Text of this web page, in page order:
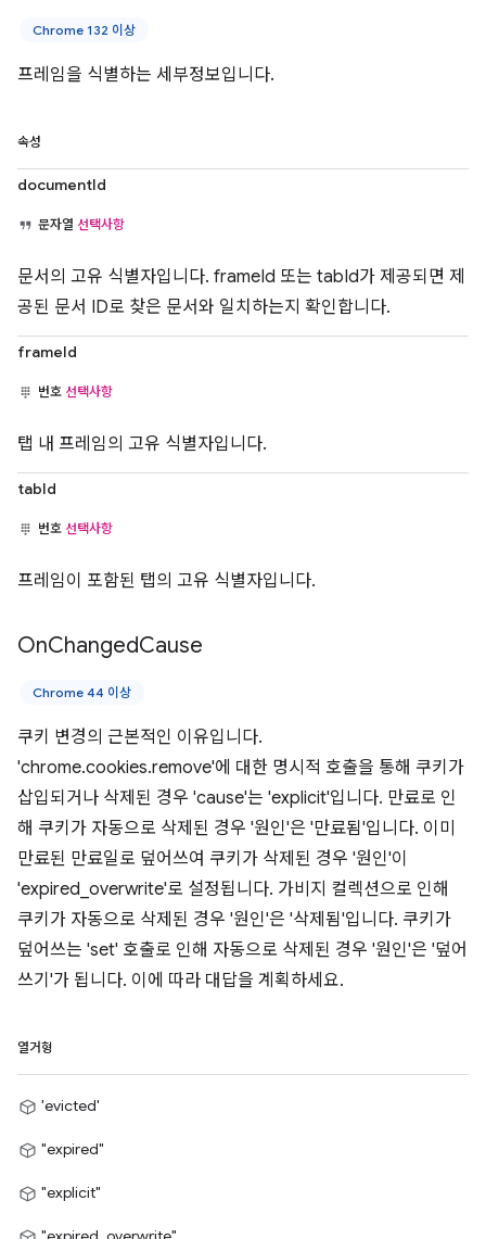
Chrome 132 이상
프레임을 식별하는 세부정보입니다.
속성
documentId
문자열 선택사항
문서의 고유 식별자입니다. frameId 또는 tabId가 제공되면 제
공된 문서 ID로 찾은 문서와 일치하는지 확인합니다.
frameId
번호 선택사항
탭 내 프레임의 고유 식별자입니다.
tabId
번호 선택사항
프레임이 포함된 탭의 고유 식별자입니다.
OnChangedCause
Chrome 44 이상
쿠키 변경의 근본적인 이유입니다.
'chrome.cookies.remove'에 대한 명시적 호출을 통해 쿠키가
삽입되거나 삭제된 경우 'cause'는 'explicit'입니다. 만료로 인
해 쿠키가 자동으로 삭제된 경우 '원인'은 '만료됨'입니다. 이미
만료된 만료일로 덮어쓰여 쿠키가 삭제된 경우 '원인'이
'expired_overwrite'로 설정됩니다. 가비지 컬렉션으로 인해
쿠키가 자동으로 삭제된 경우 '원인'은 '삭제됨'입니다. 쿠키가
덮어쓰는 'set' 호출로 인해 자동으로 삭제된 경우 '원인'은 '덮어
쓰기'가 됩니다. 이에 따라 대답을 계획하세요.
열거형
'evicted'
"expired"
"explicit"